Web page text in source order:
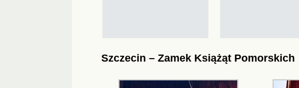
Szczecin – Zamek Książąt Pomorskich